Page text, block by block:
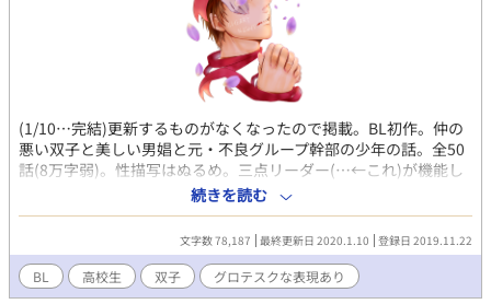
(1/10…完結)更新するものがなくなったので掲載。BL初作。仲の
悪い双子と美しい男娼と元・不良グループ幹部の少年の話。全50
話(8万字弱)。性描写はぬるめ。三点リーダー(…←これ)が機能し
てません。 近親相姦(双子)/兄受け/弟攻め/暴力表現/流血表現/
残酷な描写/女性キャラあり。「.とろゝそば。」系列コンテンツ
に関連イラスト掲載。お気登・しおり・アクセスありがとうござ
いました。
続きを読む
文字数 78,187 最終更新日 2020.1.10 登録日 2019.11.22
BL 高校生 双子 グロテスクな表現あり